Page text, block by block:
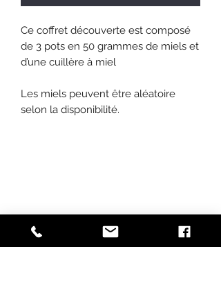
Ce coffret découverte est composé
de 3 pots en 50 grammes de miels et
d’une cuillère à miel
Les miels peuvent être aléatoire
selon la disponibilité.